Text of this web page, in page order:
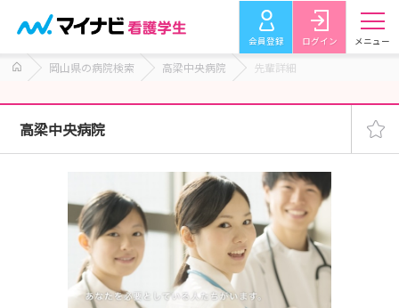
会員登録 ログイン メニュー
岡山県の病院検索 高梁中央病院 先輩詳細
高梁中央病院